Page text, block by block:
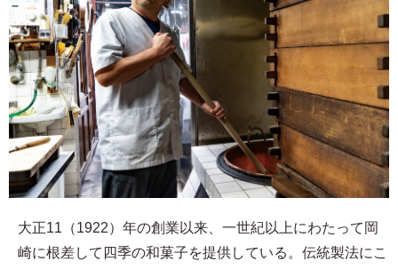
大正11（1922）年の創業以来、一世紀以上にわたって岡
崎に根差して四季の和菓子を提供している。伝統製法にこ